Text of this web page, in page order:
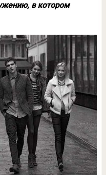
в котором